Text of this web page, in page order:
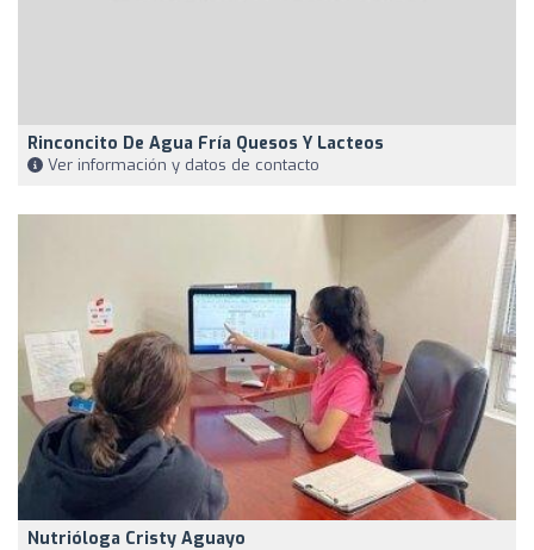
Rinconcito De Agua Fría Quesos Y Lacteos
Ver información y datos de contacto
Nutrióloga Cristy Aguayo